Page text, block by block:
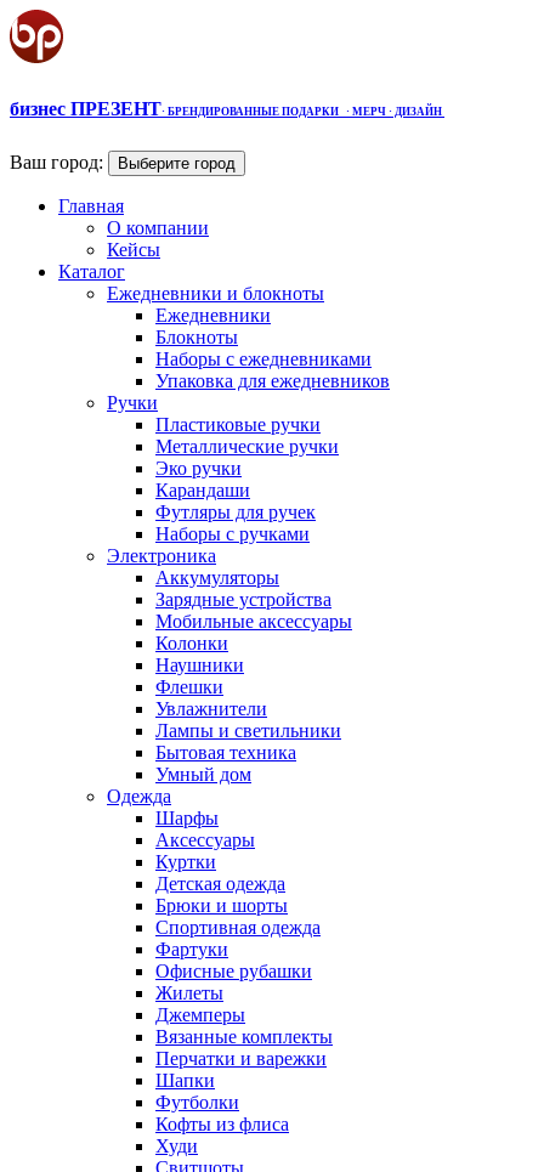
бизнес ПРЕЗЕНТ· БРЕНДИРОВАННЫЕ ПОДАРКИ · МЕРЧ · ДИЗАЙН
Ваш город: Выберите город
Главная
О компании
Кейсы
Каталог
Ежедневники и блокноты
Ежедневники
Блокноты
Наборы с ежедневниками
Упаковка для ежедневников
Ручки
Пластиковые ручки
Металлические ручки
Эко ручки
Карандаши
Футляры для ручек
Наборы с ручками
Электроника
Аккумуляторы
Зарядные устройства
Мобильные аксессуары
Колонки
Наушники
Флешки
Увлажнители
Лампы и светильники
Бытовая техника
Умный дом
Одежда
Шарфы
Аксессуары
Куртки
Детская одежда
Брюки и шорты
Спортивная одежда
Фартуки
Офисные рубашки
Жилеты
Джемперы
Вязанные комплекты
Перчатки и варежки
Шапки
Футболки
Кофты из флиса
Худи
Свитшоты